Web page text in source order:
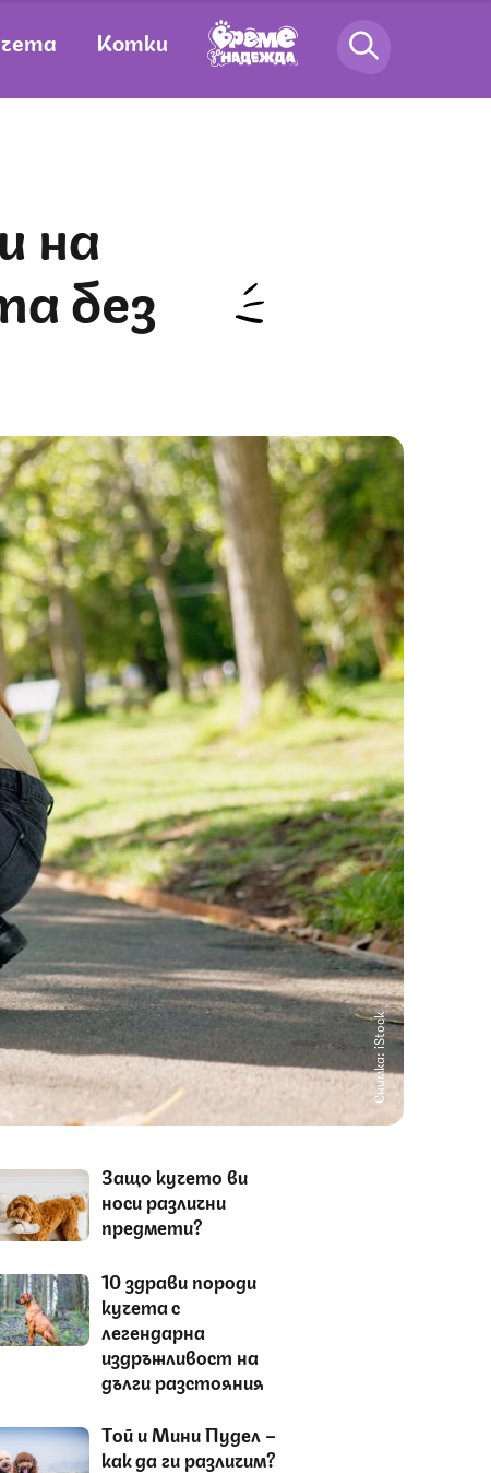
Котки
без
Снимка: iStock
Защо кучето ви
носи различни
предмети?
10 здрави породи
кучета с
легендарна
издръжливост на
дълги разстояния
Tой и Мини Пудел –
как да ги различим?